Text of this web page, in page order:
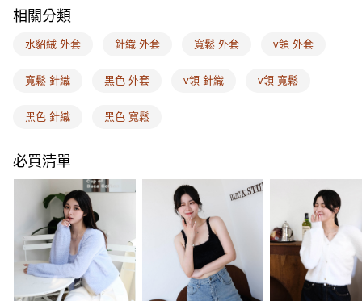
１．於結帳方式選擇「AFTEE先享後付」後，將跳轉至「AFTEE先享後付」
結帳頁面，進行簡訊認證並確認金額後，即可完成結帳。
３．收到繳費通知簡訊後14天內，點擊此簡訊中的連結，可透過四大超商／
※ 請注意：結帳手續完成當下不需立刻繳費，但若您需要取消訂單，請聯絡
※ 交易是否成功請以「AFTEE先享後付 」之結帳頁面顯示為準，若有關於
客戶支援中心」
【注意事項】
１．透過由恩沛科技股份有限公司提供之「AFTEE先享後付」服務完成之交
易，需依本服務之必要範圍內提供個人資料，並將交易相關給付款項請求債
權轉讓予恩沛科技股份有限公司。
２．關於個人資料處理事宜，請瀏覽以下網址：
https://aftee.tw/terms/#terms3
３．未成年的使用者請事先徵得法定代理人或監護人之同意方可使用
「AFTEE先享後付」，若未經同意申辦者引起之損失，本公司不負相關責
任。
付款後全家取貨
每筆NT$100，滿NT$1,500(含以上)免運費
付款後7-11取貨
每筆NT$100，滿NT$1,500(含以上)免運費
EASY SHOP門市速取
免運費
海外配送 查看運費
相關分類
水貂絨 外套 針織 外套 寬鬆 外套 v領 外套
寬鬆 針織 黑色 外套 v領 針織 v領 寬鬆
黑色 針織 黑色 寬鬆
必買清單